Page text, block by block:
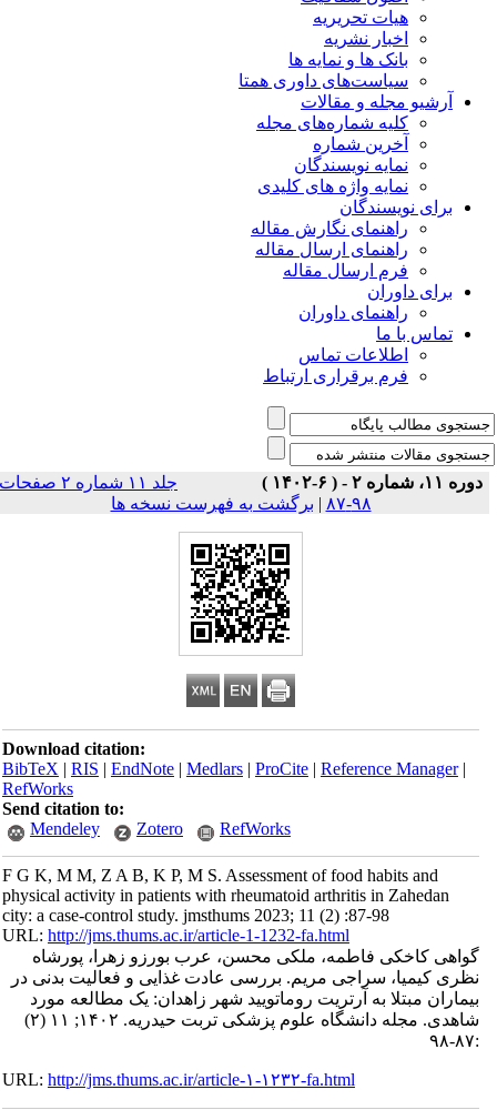
هیات تحریریه
اخبار نشریه
بانک ها و نمایه ها
سیاست‌های داوری همتا
مجله و مقالات
کلیه شماره‌های مجله
آخرین شماره
نمایه نویسندگان
نمایه واژه های کلیدی
نویسندگان
راهنمای نگارش مقاله
راهنمای ارسال مقاله
فرم ارسال مقاله
داوران
راهنمای داوران
با ما
اطلاعات تماس
فرم برقراری ارتباط
جلد ۱۱ شماره ۲ صفحات
برگشت به فهرست نسخه ها
Download citation:
BibTeX|RIS|EndNote| Medlars| ProCite|Reference
RefWorks
Send citation to:
Mendeley
Zotero RefWorks
F G K, M M, Z A B, K P, M S. Assessment of food habits
physical activity in patients with rheumatoid arthritis in
city: a case-control study. jmsthums 2023; 11 (2) :87-98
URL:http://jms.thums.ac.ir/article-1-1232-fa.html
کاخکی فاطمه، ملکی محسن، عرب بورزو زهرا، پورشاه
سراجی مریم. بررسی عادت غذایی و فعالیت بدنی در
مبتلا به آرتریت روماتویید شهر زاهدان: یک مطالعه مورد
شاهدی. مجله دانشگاه علوم پزشکی تربت حیدریه. ۱۴۰۲; ۱۱ (۲)
URL:http://jms.thums.ac.ir/article-۱-۱۲۳۲-fa.html